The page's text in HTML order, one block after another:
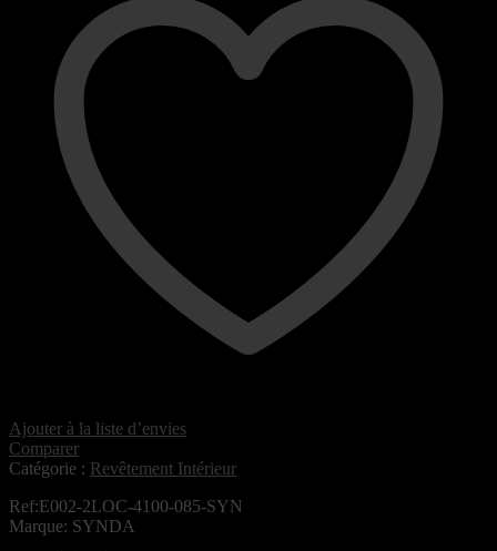
Ajouter à la liste d’envies
Comparer
Catégorie : Revêtement Intérieur
Ref:E002-2LOC-4100-085-SYN
Marque: SYNDA